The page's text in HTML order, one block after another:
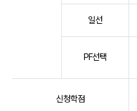
일선
PF선택
신청학점